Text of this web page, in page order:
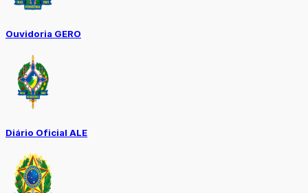
Ouvidoria GERO
Diário Oficial ALE